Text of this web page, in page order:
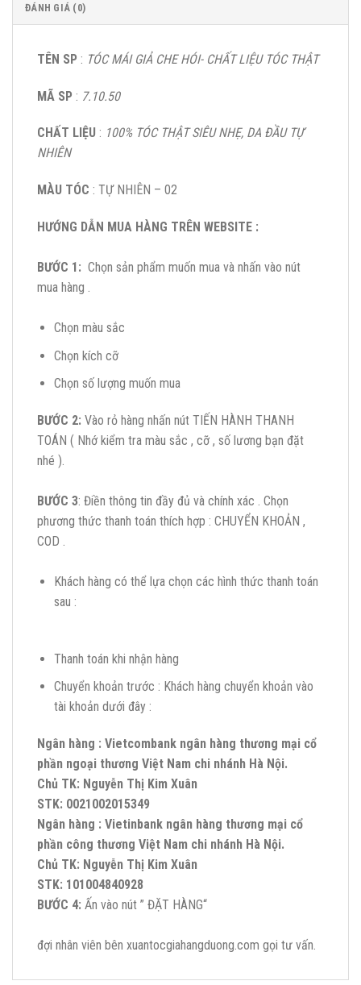
ĐÁNH GIÁ (0)
TÊN SP : TÓC MÁI GIẢ CHE HÓI- CHẤT LIỆU TÓC THẬT
MÃ SP : 7.10.50
CHẤT LIỆU : 100% TÓC THẬT SIÊU NHẸ, DA ĐẦU TỰ
NHIÊN
MÀU TÓC : TỰ NHIÊN – 02
HƯỚNG DẪN MUA HÀNG TRÊN WEBSITE :
BƯỚC 1: Chọn sản phẩm muốn mua và nhấn vào nút
mua hàng .
Chọn màu sắc
Chọn kích cỡ
Chọn số lượng muốn mua
BƯỚC 2: Vào rỏ hàng nhấn nút TIẾN HÀNH THANH
TOÁN ( Nhớ kiểm tra màu sắc , cỡ , số lương bạn đặt
nhé ).
BƯỚC 3: Điền thông tin đầy đủ và chính xác . Chọn
phương thức thanh toán thích hợp : CHUYỂN KHOẢN ,
COD .
Khách hàng có thể lựa chọn các hình thức thanh toán
sau :
Thanh toán khi nhận hàng
Chuyển khoản trước : Khách hàng chuyển khoản vào
tài khoản dưới đây :
Ngân hàng : Vietcombank ngân hàng thương mại cổ
phần ngoại thương Việt Nam chi nhánh Hà Nội.
Chủ TK: Nguyễn Thị Kim Xuân
STK: 0021002015349
Ngân hàng : Vietinbank ngân hàng thương mại cổ
phần công thương Việt Nam chi nhánh Hà Nội.
Chủ TK: Nguyễn Thị Kim Xuân
STK: 101004840928
BƯỚC 4: Ấn vào nút ” ĐẶT HÀNG“
đợi nhân viên bên xuantocgiahangduong.com gọi tư vấn.